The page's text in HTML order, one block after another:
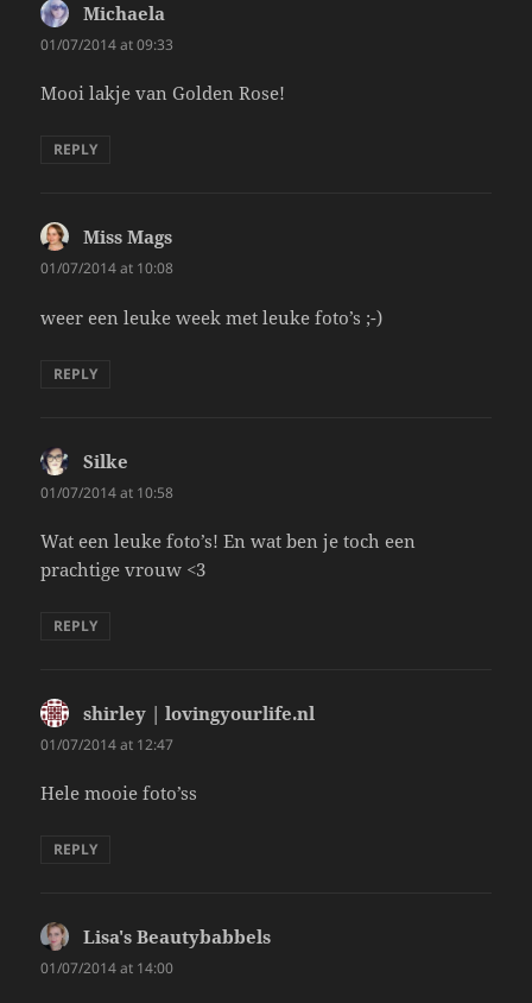
Michaela
01/07/2014 at 09:33
Mooi lakje van Golden Rose!
REPLY
Miss Mags
01/07/2014 at 10:08
weer een leuke week met leuke foto’s ;-)
REPLY
Silke
01/07/2014 at 10:58
Wat een leuke foto’s! En wat ben je toch een
prachtige vrouw <3
REPLY
shirley | lovingyourlife.nl
01/07/2014 at 12:47
Hele mooie foto’ss
REPLY
Lisa's Beautybabbels
01/07/2014 at 14:00